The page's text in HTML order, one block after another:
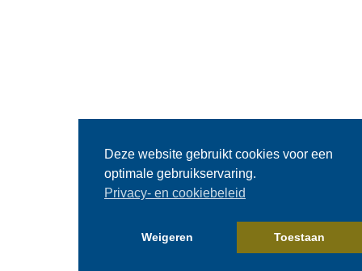
Deze website gebruikt cookies voor een
optimale gebruikservaring.
Privacy- en cookiebeleid
Weigeren Toestaan